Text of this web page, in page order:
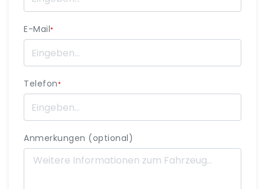
E-Mail*
Telefon*
Anmerkungen (optional)